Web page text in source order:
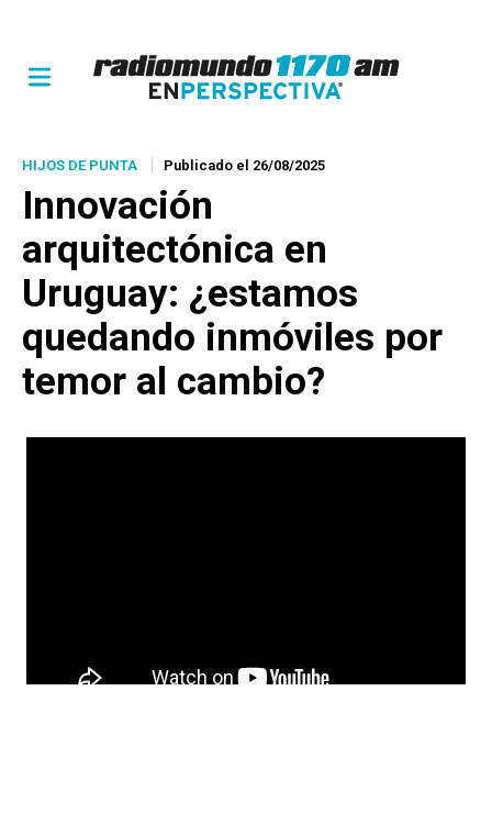
HIJOS DE PUNTA Publicado el 26/08/2025
Innovación
arquitectónica en
Uruguay: ¿estamos
quedando inmóviles por
temor al cambio?